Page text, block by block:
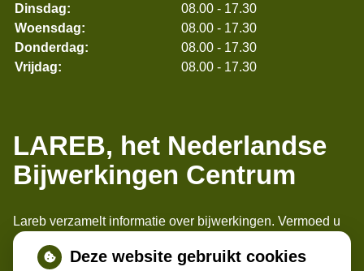
Dinsdag:
08.00 - 17.30
Woensdag:
08.00 - 17.30
Donderdag:
08.00 - 17.30
Vrijdag:
08.00 - 17.30
LAREB, het Nederlandse
Bijwerkingen Centrum
Lareb verzamelt informatie over bijwerkingen. Vermoed u
een bijwerking, meld het bij ons. Apothekers, artsen en
patiënten kunnen daar bijwerkingen melden. Melden
Deze website gebruikt cookies